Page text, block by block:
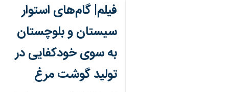
فیلم| گام‌های استوار
سیستان و بلوچستان
به سوی خودکفایی در
تولید گوشت مرغ